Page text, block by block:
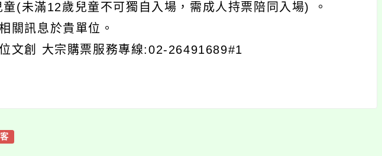
(未滿12歲兒童不可獨自入場，需成人持票陪同入場) 。
訊息於貴單位。
創 大宗購票服務專線:02-26491689#1